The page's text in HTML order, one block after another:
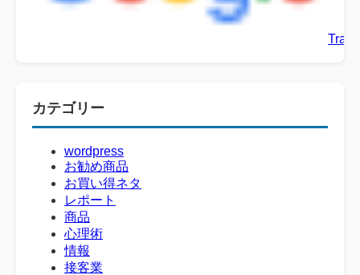
カテゴリー
wordpress
お勧め商品
お買い得ネタ
レポート
商品
心理術
情報
接客業